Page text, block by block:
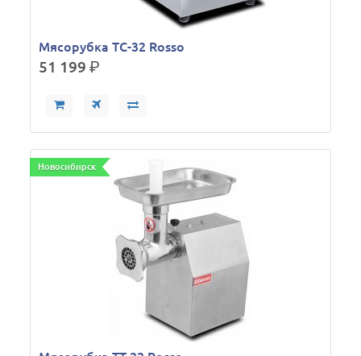
Мясорубка TC-32 Rosso
51 199р.
Новосибирск